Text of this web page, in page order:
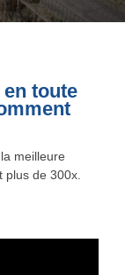
toute
meilleure
de 300x.